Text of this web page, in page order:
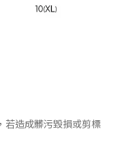
若造成髒污毀損或剪標